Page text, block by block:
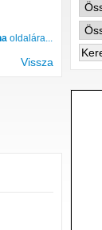
oldalára...
Vissza